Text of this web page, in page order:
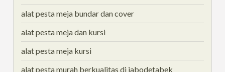
alat pesta meja bundar dan cover
alat pesta meja dan kursi
alat pesta meja kursi
alat pesta murah berkualitas di jabodetabek